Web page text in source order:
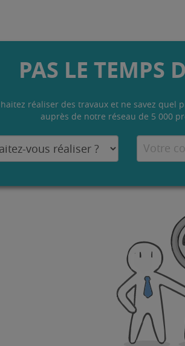
PAS LE TEMPS
réaliser des travaux et ne savez quel
auprès de notre réseau de 5 000